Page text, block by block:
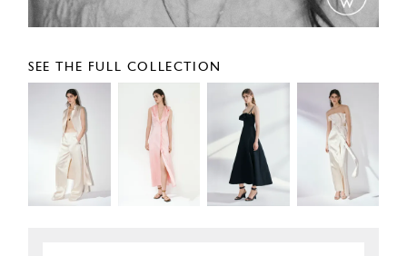
SEE THE FULL COLLECTION